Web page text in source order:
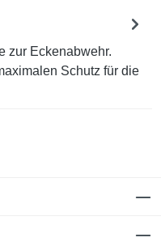
zur Eckenabwehr.
Schutz für die